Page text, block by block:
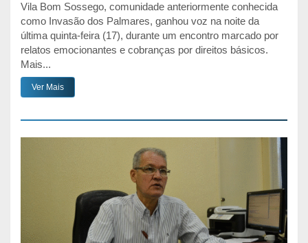
Vila Bom Sossego, comunidade anteriormente conhecida
como Invasão dos Palmares, ganhou voz na noite da
última quinta-feira (17), durante um encontro marcado por
relatos emocionantes e cobranças por direitos básicos.
Mais...
Ver Mais